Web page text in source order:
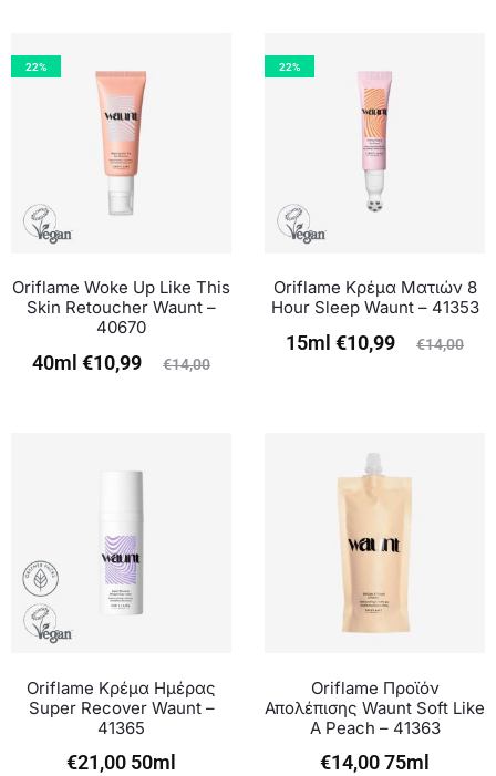
22%
Oriflame Woke Up Like This
Skin Retoucher Waunt –
40670
€14,00
€10,99
40ml
22%
Oriflame Κρέμα Ματιών 8
Hour Sleep Waunt – 41353
€14,00
€10,99
15ml
Oriflame Κρέμα Ημέρας
Super Recover Waunt –
41365
€21,00 50ml
Oriflame Προϊόν
Απολέπισης Waunt Soft Like
A Peach – 41363
€14,0075ml